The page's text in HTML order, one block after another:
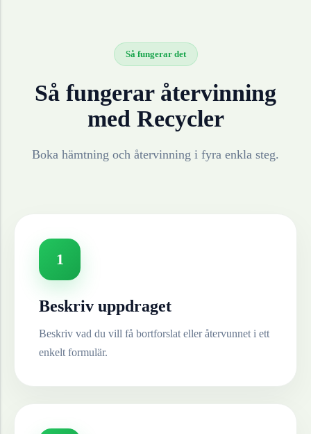
Så fungerar det
Så fungerar återvinning
med Recycler
Boka hämtning och återvinning i fyra enkla steg.
1
Beskriv uppdraget
Beskriv vad du vill få bortforslat eller återvunnet i ett
enkelt formulär.